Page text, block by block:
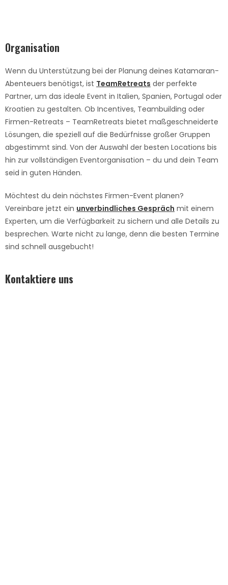
Organisation
Wenn du Unterstützung bei der Planung deines Katamaran-
Abenteuers benötigst, ist TeamRetreats der perfekte
Partner, um das ideale Event in Italien, Spanien, Portugal oder
Kroatien zu gestalten. Ob Incentives, Teambuilding oder
Firmen-Retreats – TeamRetreats bietet maßgeschneiderte
Lösungen, die speziell auf die Bedürfnisse großer Gruppen
abgestimmt sind. Von der Auswahl der besten Locations bis
hin zur vollständigen Eventorganisation – du und dein Team
seid in guten Händen.
Möchtest du dein nächstes Firmen-Event planen?
Vereinbare jetzt ein unverbindliches Gespräch mit einem
Experten, um die Verfügbarkeit zu sichern und alle Details zu
besprechen. Warte nicht zu lange, denn die besten Termine
sind schnell ausgebucht!
Kontaktiere uns